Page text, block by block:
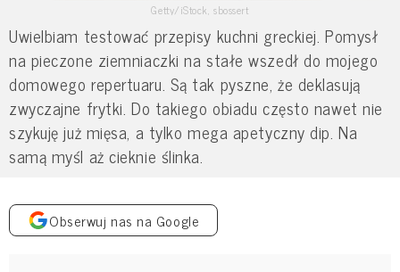
Getty/iStock, sbossert
Uwielbiam testować przepisy kuchni greckiej. Pomysł
na pieczone ziemniaczki na stałe wszedł do mojego
domowego repertuaru. Są tak pyszne, że deklasują
zwyczajne frytki. Do takiego obiadu często nawet nie
szykuję już mięsa, a tylko mega apetyczny dip. Na
samą myśl aż cieknie ślinka.
Obserwuj nas na Google